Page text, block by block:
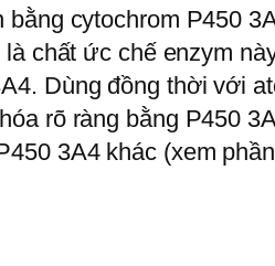
bằng cytochrom P450
chất ức chế enzym
Dùng đồng thời với
rõ ràng bằng P450
3A4 khác (xem